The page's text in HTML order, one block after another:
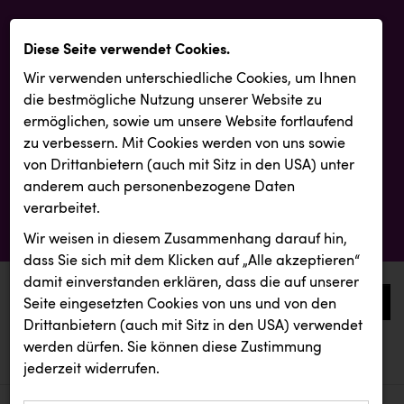
0
aktuelle aussendungen
aktuelle aussendungen
Diese Seite verwendet Cookies.
Wir verwenden unterschiedliche Cookies, um Ihnen
die best­mögliche Nutzung unserer Website zu
ermöglichen, sowie um unsere Website fortlaufend
zu verbessern. Mit Cookies werden von uns sowie
von Drittanbietern (auch mit Sitz in den USA) unter
anderem auch personenbezogene Daten
verarbeitet.
Wir weisen in diesem Zusammenhang darauf hin,
dass Sie sich mit dem Klicken auf „Alle akzeptieren“
damit ein­ver­standen erklären, dass die auf unserer
Seite eingesetzten Cookies von uns und von den
Drittanbietern (auch mit Sitz in den USA) verwendet
werden dürfen. Sie können diese Zustimmung
jederzeit widerrufen.